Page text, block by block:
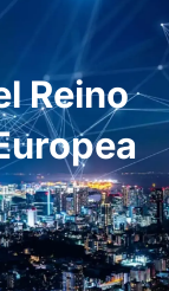
Reino